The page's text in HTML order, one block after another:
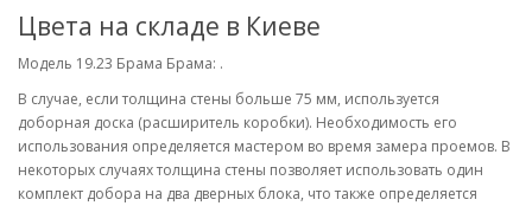
Цвета на складе в Киеве
Модель 19.23 Брама Брама: .
В случае, если толщина стены больше 75 мм, используется
доборная доска (расширитель коробки). Необходимость его
использования определяется мастером во время замера проемов. В
некоторых случаях толщина стены позволяет использовать один
комплект добора на два дверных блока, что также определяется